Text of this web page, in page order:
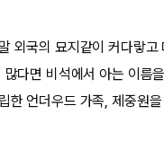
외국의 묘지같이 커다랗
다면 비석에서 아는 이름
한 언더우드 가족, 제중원